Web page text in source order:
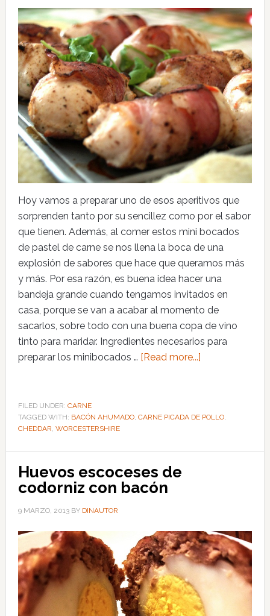
Hoy vamos a preparar uno de esos aperitivos que
sorprenden tanto por su sencillez como por el sabor
que tienen. Además, al comer estos mini bocados
de pastel de carne se nos llena la boca de una
explosión de sabores que hace que queramos más
y más. Por esa razón, es buena idea hacer una
bandeja grande cuando tengamos invitados en
casa, porque se van a acabar al momento de
sacarlos, sobre todo con una buena copa de vino
tinto para maridar. Ingredientes necesarios para
preparar los minibocados … [Read more...]
FILED UNDER: CARNE
TAGGED WITH: BACÓN AHUMADO, CARNE PICADA DE POLLO,
CHEDDAR, WORCESTERSHIRE
Huevos escoceses de
codorniz con bacón
9 MARZO, 2013BY DINAUTOR